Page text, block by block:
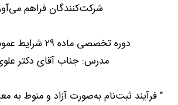
شرکت‌کنندگان فراهم
دوره تخصصی ماده ۲۹ شرایط عمومی پیمان
مدرس: جناب آقای دکتر
" فرآیند ثبت‌نام به‌صورت آزاد و منوط به